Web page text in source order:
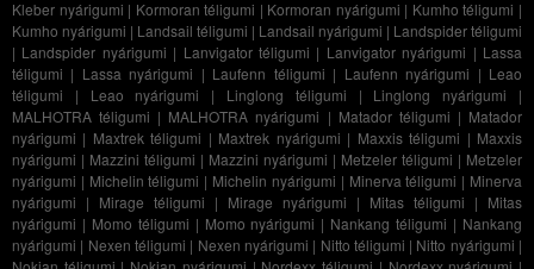
Kleber nyárigumi | Kormoran téligumi | Kormoran nyárigumi | Kumho téligumi |
Kumho nyárigumi | Landsail téligumi | Landsail nyárigumi | Landspider téligumi
| Landspider nyárigumi | Lanvigator téligumi | Lanvigator nyárigumi | Lassa
téligumi | Lassa nyárigumi | Laufenn téligumi | Laufenn nyárigumi | Leao
téligumi | Leao nyárigumi | Linglong téligumi | Linglong nyárigumi |
MALHOTRA téligumi | MALHOTRA nyárigumi | Matador téligumi | Matador
nyárigumi | Maxtrek téligumi | Maxtrek nyárigumi | Maxxis téligumi | Maxxis
nyárigumi | Mazzini téligumi | Mazzini nyárigumi | Metzeler téligumi | Metzeler
nyárigumi | Michelin téligumi | Michelin nyárigumi | Minerva téligumi | Minerva
nyárigumi | Mirage téligumi | Mirage nyárigumi | Mitas téligumi | Mitas
nyárigumi | Momo téligumi | Momo nyárigumi | Nankang téligumi | Nankang
nyárigumi | Nexen téligumi | Nexen nyárigumi | Nitto téligumi | Nitto nyárigumi |